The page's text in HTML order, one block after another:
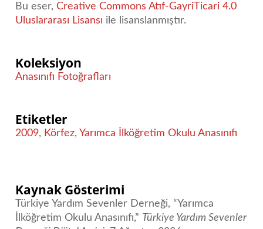
Bu eser,Creative Commons Atıf-GayriTicari 4.0
Uluslararası Lisansı ile lisanslanmıştır.
Koleksiyon
Anasınıfı Fotoğrafları
Etiketler
2009, Körfez,Yarımca İlköğretim Okulu Anasınıfı
Kaynak Gösterimi
Türkiye Yardım Sevenler Derneği, “Yarımca
İlköğretim Okulu Anasınıfı,” Türkiye Yardım Sevenler